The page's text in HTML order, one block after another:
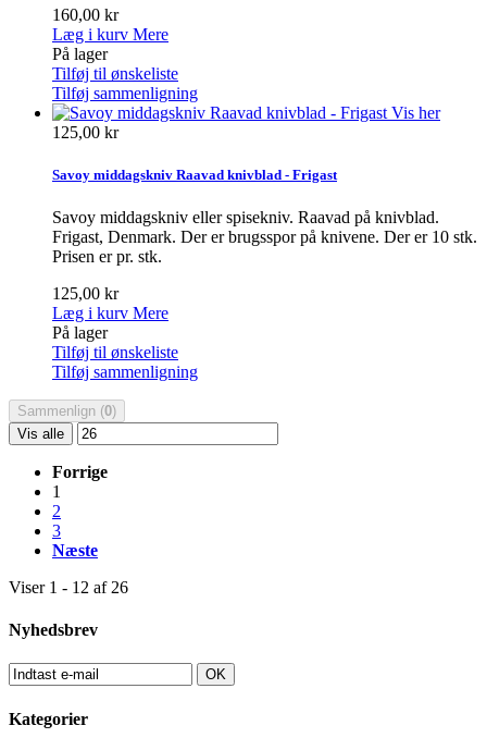
160,00 kr
Læg i kurv Mere
På lager
Tilføj til ønskeliste
Tilføj sammenligning
Vis her
125,00 kr
Savoy middagskniv Raavad knivblad - Frigast
Savoy middagskniv eller spisekniv. Raavad på knivblad.
Frigast, Denmark. Der er brugsspor på knivene. Der er 10 stk.
Prisen er pr. stk.
125,00 kr
Læg i kurv Mere
På lager
Tilføj til ønskeliste
Tilføj sammenligning
Sammenlign (0)
Vis alle
Forrige
1
2
3
Næste
Viser 1 - 12 af 26
Nyhedsbrev
OK
Kategorier